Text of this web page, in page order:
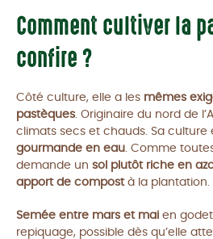
Comment cultiver la
confire ?
Côté culture, elle a les mêmes
pastèques . Originaire du nord de
climats secs et chauds. Sa culture
gourmande en eau . Comme
demande un sol plutôt riche en
apport de compostà la plantation.
Semée entre mars et mai en
repiquage, possible dès qu’elle